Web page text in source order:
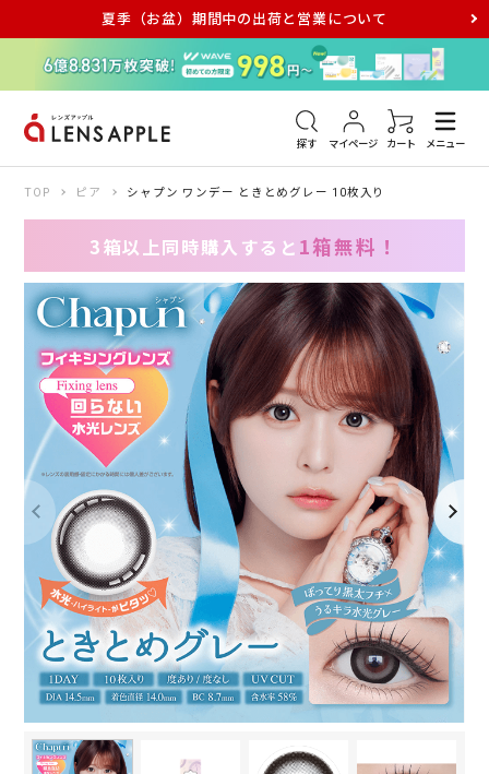
夏季（お盆）期間中の出荷と営業について
探す マイページ カート メニュー
アキュビュー メダリスト メガネ
TOP ピア シャプン ワンデー ときとめグレー 10枚入り
3箱以上同時購入すると 1箱無料！